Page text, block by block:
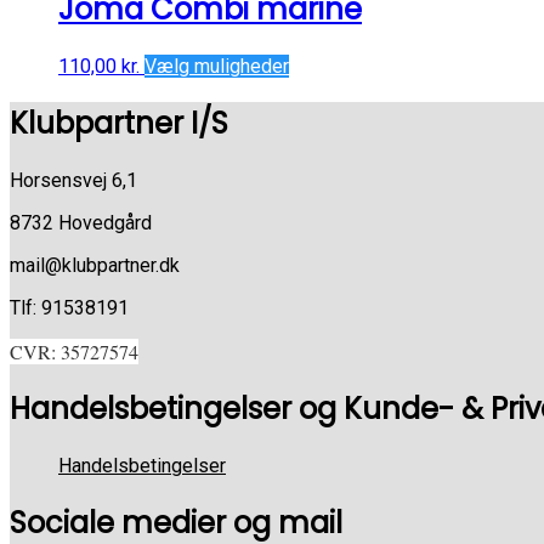
Joma Combi marine
110,00 kr. Vælg muligheder
Klubpartner I/S
Horsensvej 6,1
8732 Hovedgård
mail@klubpartner.dk
Tlf: 91538191
CVR: 35727574
Handelsbetingelser og Kunde- &
Handelsbetingelser
Sociale medier og mail